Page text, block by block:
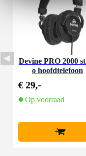
Devine PRO 2000
o hoofdtelefoon
€ 29,-
Op voorraad
+